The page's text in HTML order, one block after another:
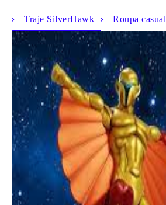
Traje SilverHawk Roupa casual